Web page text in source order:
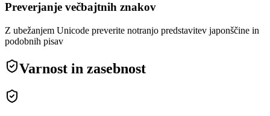
Preverjanje večbajtnih znakov
Z ubežanjem Unicode preverite notranjo predstavitev japonščine in
podobnih pisav
Varnost in zasebnost